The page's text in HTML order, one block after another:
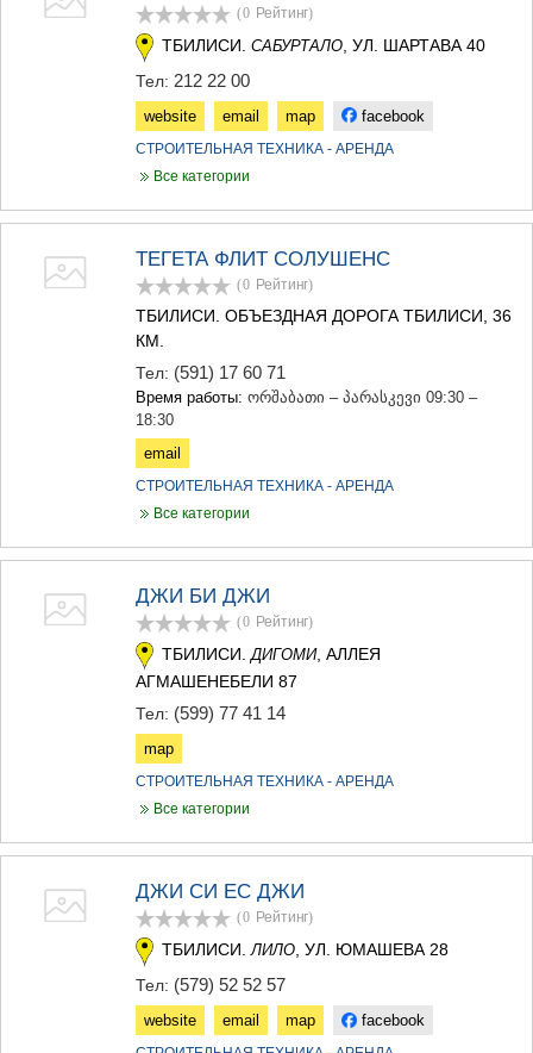
(0 Рейтинг)
ТБИЛИСИ. САБУРТАЛО, УЛ. ШАРТАВА 40
Тел: 212 22 00
website email map facebook
СТРОИТЕЛЬНАЯ ТЕХНИКА - АРЕНДА
Все категории
ТЕГЕТА ФЛИТ СОЛУШЕНС
(0 Рейтинг)
ТБИЛИСИ. ОБЪЕЗДНАЯ ДОРОГА ТБИЛИСИ, 36
КМ.
Тел: (591) 17 60 71
Время работы: ორშაბათი – პარასკევი 09:30 –
18:30
email
СТРОИТЕЛЬНАЯ ТЕХНИКА - АРЕНДА
Все категории
ДЖИ БИ ДЖИ
(0 Рейтинг)
ТБИЛИСИ. ДИГОМИ, АЛЛЕЯ
АГМАШЕНЕБЕЛИ 87
Тел: (599) 77 41 14
map
СТРОИТЕЛЬНАЯ ТЕХНИКА - АРЕНДА
Все категории
ДЖИ СИ ЕС ДЖИ
(0 Рейтинг)
ТБИЛИСИ.ЛИЛО, УЛ. ЮМАШЕВА 28
Тел: (579) 52 52 57
website email map facebook